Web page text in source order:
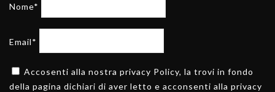
Nome*
Email*
Accosenti alla nostra privacy Policy, la trovi in fondo
della pagina dichiari di aver letto e acconsenti alla privacy